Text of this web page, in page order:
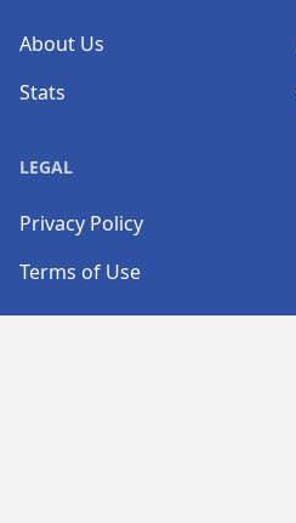
About Us
Stats
LEGAL
Privacy Policy
Terms of Use